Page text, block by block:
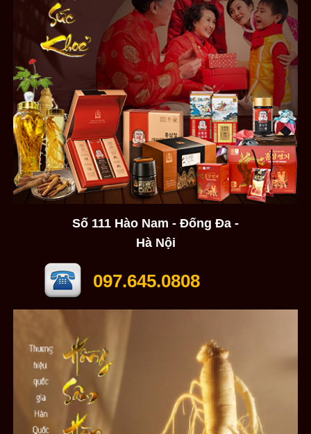
Số 111 Hào Nam - Đống Đa -
Hà Nội
097.645.0808